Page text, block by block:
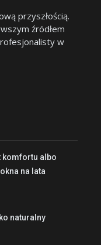
przyszłością.
źródłem
w
komfortu albo
na lata
naturalny